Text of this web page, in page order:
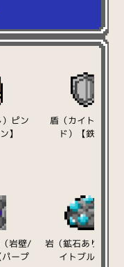
ピン
】
盾（カイトシール
ド）【鉄製】
岩壁/
ープ
岩（鉱石あり）【
イトブルー】